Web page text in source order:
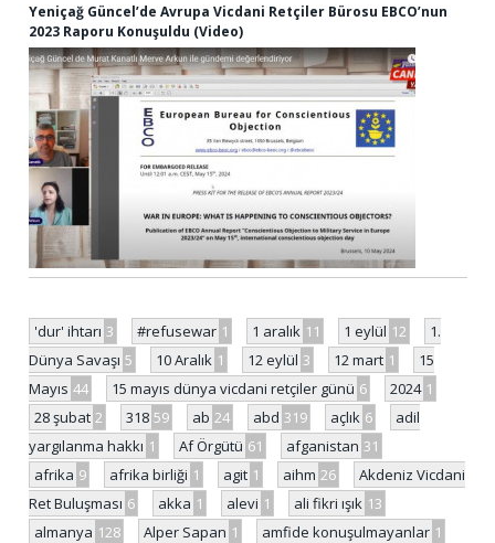
Yeniçağ Güncel’de Avrupa Vicdani Retçiler Bürosu EBCO’nun
2023 Raporu Konuşuldu (Video)
'dur' ihtarı 3 #refusewar 1 1 aralık 11 1 eylül 12
1.
Dünya Savaşı 5 10 Aralık 1 12 eylül 3 12 mart 1
15
Mayıs 44 15 mayıs dünya vicdani retçiler günü 6 2024 1
28 şubat 2 318 59 ab 24 abd 319 açlık 6
adil
yargılanma hakkı 1 Af Örgütü 61 afganistan 31
afrika 9 afrika birliği 1 agit 1 aihm 26
Akdeniz Vicdani
Ret Buluşması 6 akka 1 alevi 1 ali fikri ışık 13
almanya 128 Alper Sapan 1 amfide konuşulmayanlar 1